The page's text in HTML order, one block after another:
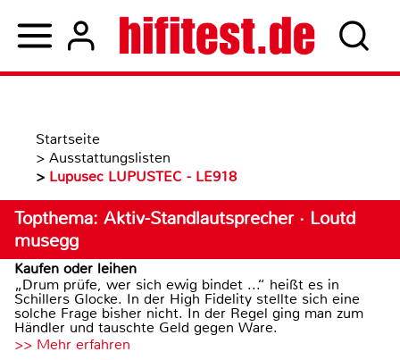
Startseite
> Ausstattungslisten
> Lupusec LUPUSTEC - LE918
Topthema: Aktiv-Standlautsprecher · Loutd
musegg
Kaufen oder leihen
„Drum prüfe, wer sich ewig bindet ...“ heißt es in
Schillers Glocke. In der High Fidelity stellte sich eine
solche Frage bisher nicht. In der Regel ging man zum
Händler und tauschte Geld gegen Ware.
>> Mehr erfahren